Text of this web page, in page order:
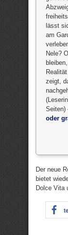
lässt
am
Nele?
zeigt,
Seiten)
oder
Der neue
bietet
Dolce Vita